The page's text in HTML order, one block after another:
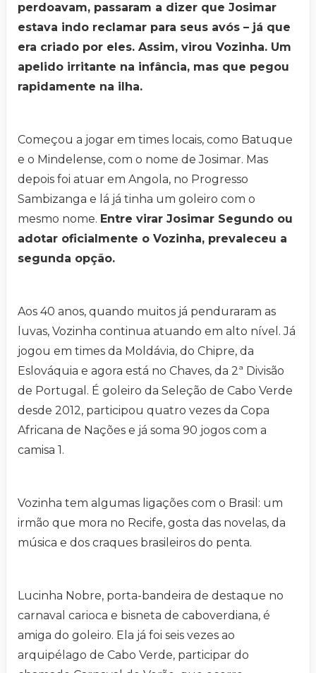
perdoavam, passaram a dizer que Josimar
estava indo reclamar para seus avós – já que
era criado por eles. Assim, virou Vozinha. Um
apelido irritante na infância, mas que pegou
rapidamente na ilha.
Começou a jogar em times locais, como Batuque
e o Mindelense, com o nome de Josimar. Mas
depois foi atuar em Angola, no Progresso
Sambizanga e lá já tinha um goleiro com o
mesmo nome. Entre virar Josimar Segundo ou
adotar oficialmente o Vozinha, prevaleceu a
segunda opção.
Aos 40 anos, quando muitos já penduraram as
luvas, Vozinha continua atuando em alto nível. Já
jogou em times da Moldávia, do Chipre, da
Eslováquia e agora está no Chaves, da 2ª Divisão
de Portugal. É goleiro da Seleção de Cabo Verde
desde 2012, participou quatro vezes da Copa
Africana de Nações e já soma 90 jogos com a
camisa 1.
Vozinha tem algumas ligações com o Brasil: um
irmão que mora no Recife, gosta das novelas, da
música e dos craques brasileiros do penta.
Lucinha Nobre, porta-bandeira de destaque no
carnaval carioca e bisneta de caboverdiana, é
amiga do goleiro. Ela já foi seis vezes ao
arquipélago de Cabo Verde, participar do